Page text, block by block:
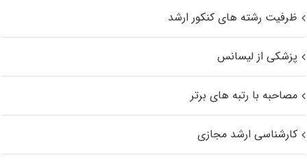
ظرفیت رشته های کنکور ارشد
پزشکی از لیسانس
مصاحبه با رتبه های برتر
کارشناسی ارشد مجازی